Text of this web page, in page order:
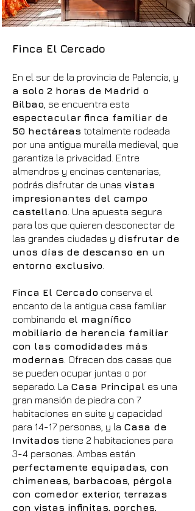
Finca El Cercado
En el sur de la provincia de Palencia, y
a solo 2 horas de Madrid o
Bilbao , se encuentra esta
espectacular finca familiar de
50 hectáreas totalmente rodeada
por una antigua muralla medieval, que
garantiza la privacidad. Entre
almendros y encinas centenarias,
podrás disfrutar de unas vistas
impresionantes del campo
castellano . Una apuesta segura
para los que quieren desconectar de
las grandes ciudades y disfrutar de
unos días de descanso en un
entorno exclusivo
Finca El Cercado conserva el
encanto de la antigua casa familiar
combinando el magnífico
mobiliario de herencia familiar
con las comodidades más
modernas . Ofrecen dos casas que
se pueden ocupar juntas o por
separado. La Casa Principal es una
gran mansión de piedra con 7
habitaciones en suite y capacidad
para 14-17 personas, y la Casa de
Invitados tiene 2 habitaciones para
3-4 personas. Ambas están
perfectamente equipadas, con
chimeneas, barbacoas, pérgola
con comedor exterior, terrazas
con vistas infinitas, porches,